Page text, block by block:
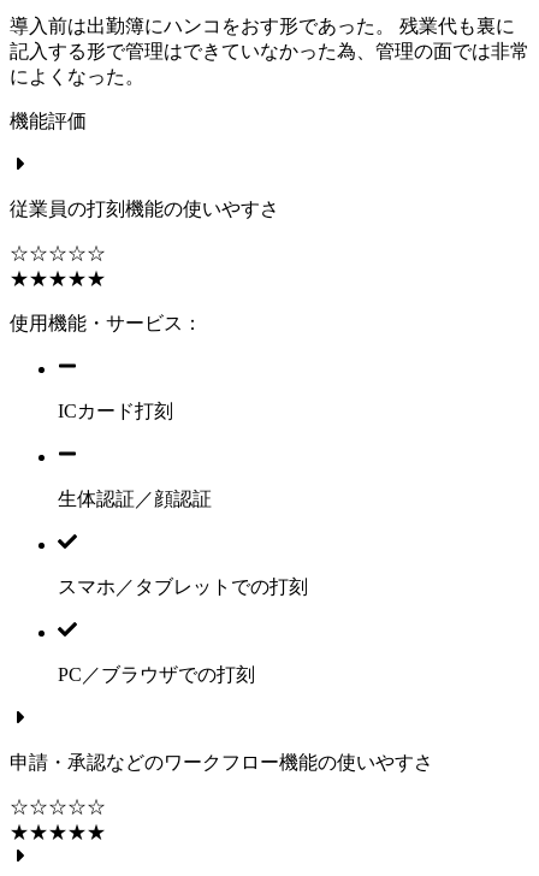
導入前は出勤簿にハンコをおす形であった。 残業代も裏に
記入する形で管理はできていなかった為、管理の面では非常
によくなった。
機能評価
従業員の打刻機能の使いやすさ
☆☆☆☆☆
★★★★★
使用機能・サービス：
ICカード打刻
生体認証／顔認証
スマホ／タブレットでの打刻
PC／ブラウザでの打刻
申請・承認などのワークフロー機能の使いやすさ
☆☆☆☆☆
★★★★★